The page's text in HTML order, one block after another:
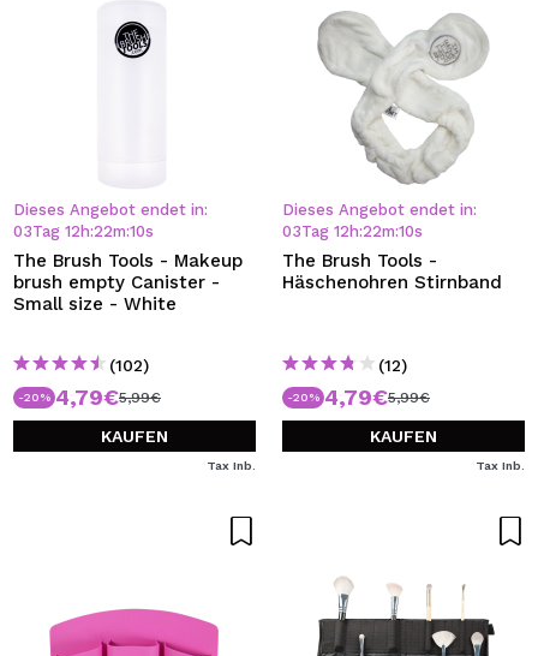
Dieses Angebot endet in:
03Tag 12 h:22m:10s
The Brush Tools - Makeup
brush empty Canister -
Small size - White
(102)
-20% 4,79€5,99€
KAUFEN
Tax Inb.
Dieses Angebot endet in:
03Tag 12 h:22m:10s
The Brush Tools -
Häschenohren Stirnband
(12)
-20% 4,79€5,99€
KAUFEN
Tax Inb.